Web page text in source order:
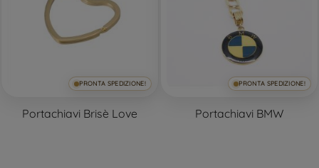
PRONTA SPEDIZIONE!
Portachiavi Brisè Love
PRONTA SPEDIZIONE!
Portachiavi BMW